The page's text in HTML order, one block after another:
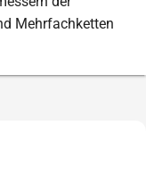
Mehrfachketten